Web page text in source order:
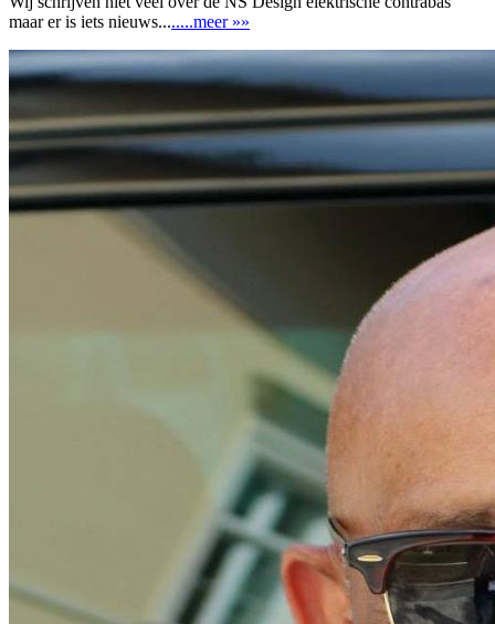
maar er is iets nieuws........meer »»